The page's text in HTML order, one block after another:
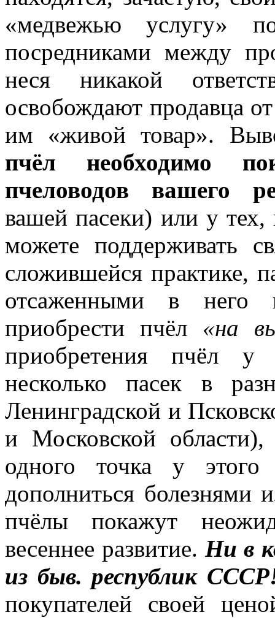
«медвежью услугу»
посредниками между
неся никакой
освобождают продавца
им «живой товар».
пчёл необходимо
пчеловодов вашего
вашей пасеки) или у
можете поддерживать
сложившейся практике,
отсаженными в него
приобрести пчёл «на
приобретения пчёл у
несколько пасек в
Ленинградской и
и Московской области),
одного точка у этого
дополниться болезнями
пчёлы покажут
весеннее развитие. Ни в
из быв. республик
покупателей своей